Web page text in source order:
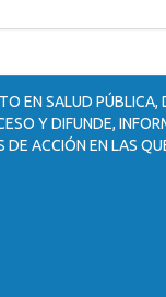
EN SALUD
Y DIFUNDE,
ACCIÓN EN LAS